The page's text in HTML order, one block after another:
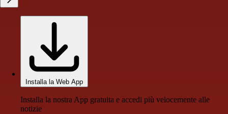
Installa la Web App
Installa la nostra App gratuita e accedi più velocemente alle
notizie